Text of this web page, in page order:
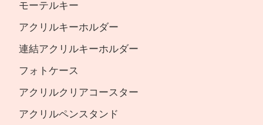
モーテルキー
アクリルキーホルダー
連結アクリルキーホルダー
フォトケース
アクリルクリアコースター
アクリルペンスタンド